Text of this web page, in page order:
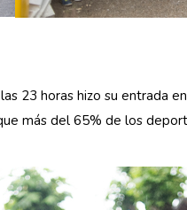
23 horas hizo su
más del 65% de los